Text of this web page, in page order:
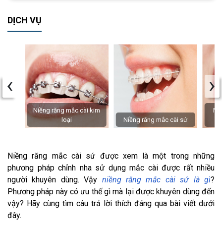
DỊCH VỤ
Niềng răng mắc cài kim
loại
Niềng răng mắc cài sứ
‹ ›
Niềng răng mắc cài sứ được xem là một trong những
phương pháp chỉnh nha sử dụng mắc cài được rất nhiều
người khuyên dùng. Vậy niềng răng mắc cài sứ là gì?
Phương pháp này có ưu thế gì mà lại được khuyên dùng đến
vậy? Hãy cùng tìm câu trả lời thích đáng qua bài viết dưới
đây.